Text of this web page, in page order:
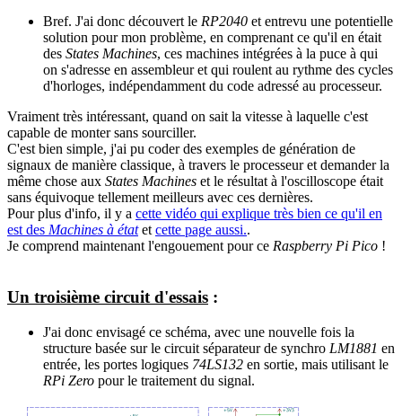
Bref. J'ai donc découvert le RP2040 et entrevu une potentielle
solution pour mon problème, en comprenant ce qu'il en était
des States Machines, ces machines intégrées à la puce à qui
on s'adresse en assembleur et qui roulent au rythme des cycles
d'horloges, indépendamment du code adressé au processeur.
Vraiment très intéressant, quand on sait la vitesse à laquelle c'est
capable de monter sans sourciller.
C'est bien simple, j'ai pu coder des exemples de génération de
signaux de manière classique, à travers le processeur et demander la
même chose aux States Machines et le résultat à l'oscilloscope était
sans équivoque tellement meilleurs avec ces dernières.
Pour plus d'info, il y a cette vidéo qui explique très bien ce qu'il en
est des Machines à étatet cette page aussi..
Je comprend maintenant l'engouement pour ce Raspberry Pi Pico !
Un troisième circuit d'essais :
J'ai donc envisagé ce schéma, avec une nouvelle fois la
structure basée sur le circuit séparateur de synchro LM1881 en
entrée, les portes logiques 74LS132 en sortie, mais utilisant le
RPi Zero pour le traitement du signal.